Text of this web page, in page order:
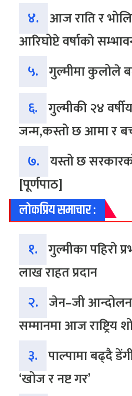
४. आज राति र
आरिघोप्टे वर्षाको
५. गुल्मीमा कुलोले
६. गुल्मीकी २४
जन्म,कस्तो छ आमा र
७. यस्तो छ
[पूर्णपाठ]
लोकप्रिय समाचार :
१. गुल्मीका पहिरो
लाख राहत प्रदान
२. जेन–जी
सम्मानमा आज राष्ट्रिय
३. पाल्पामा बढ्दै
‘खोज र नष्ट गर’